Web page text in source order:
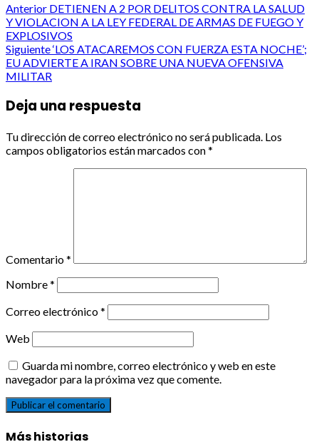
Post
navigation
Anterior DETIENEN A 2 POR DELITOS CONTRA LA SALUD
Y VIOLACION A LA LEY FEDERAL DE ARMAS DE FUEGO Y
EXPLOSIVOS
Siguiente‘LOS ATACAREMOS CON FUERZA ESTA NOCHE’;
EU ADVIERTE A IRAN SOBRE UNA NUEVA OFENSIVA
MILITAR
Deja una respuesta
Tu dirección de correo electrónico no será publicada. Los
campos obligatorios están marcados con*
Comentario*
Nombre*
Correo electrónico*
Web
Guarda mi nombre, correo electrónico y web en este
navegador para la próxima vez que comente.
Más historias